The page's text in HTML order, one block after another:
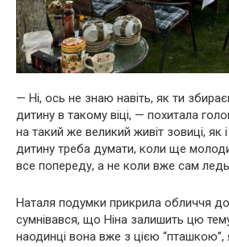
— Ні, ось не знаю навіть, як ти
дитину в такому віці, — похитала
на такий же великий живіт зовиці, як
дитину треба думати, коли ще
все попереду, а не коли вже сам
Наталя подумки прикрила обличчя
сумнівався, що Ніна залишить цю
наодинці вона вже з цією “пташкою”,